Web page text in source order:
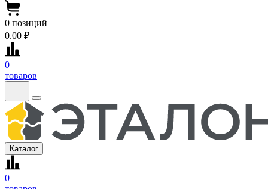
0 позиций
0.00 ₽
0
товаров
Каталог
0